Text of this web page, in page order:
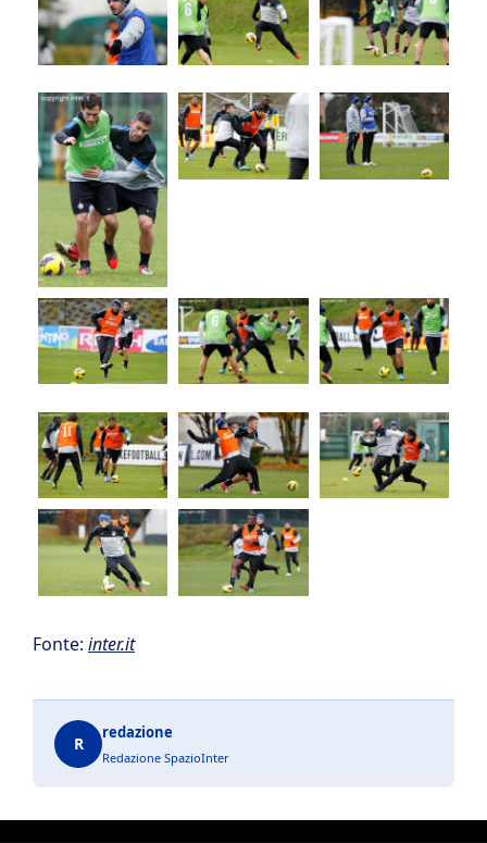
Fonte: inter.it
R
redazione
Redazione SpazioInter